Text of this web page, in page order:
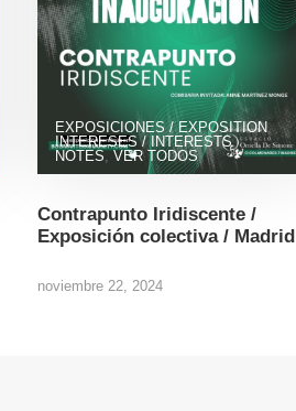
EXPOSICIONES / EXPOSITION,
INTERESES / INTERESTS,
NOTES, VER TODOS
Contrapunto Iridiscente /
Exposición colectiva / Madrid
noviembre 22, 2024